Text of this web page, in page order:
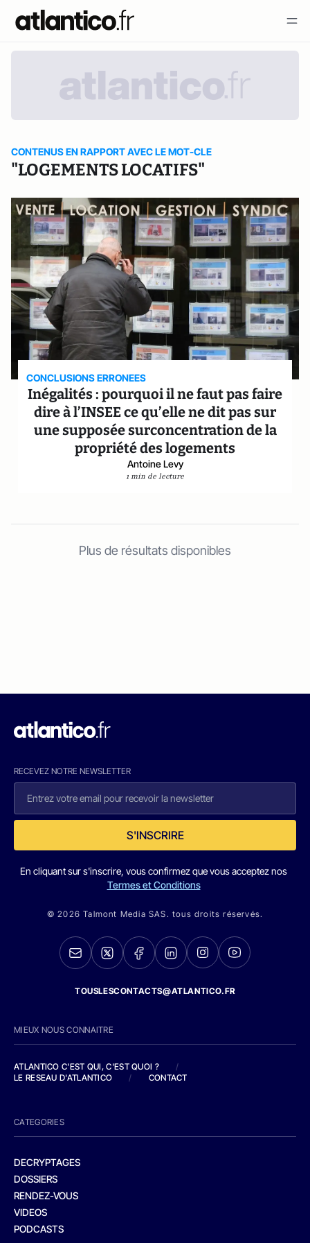
CONTENUS EN RAPPORT AVEC LE MOT-CLE
"LOGEMENTS LOCATIFS"
CONCLUSIONS ERRONEES
Inégalités : pourquoi il ne faut pas faire
dire à l’INSEE ce qu’elle ne dit pas sur
une supposée surconcentration de la
propriété des logements
Antoine Levy
1 min de lecture
Plus de résultats disponibles
RECEVEZ NOTRE NEWSLETTER
S'INSCRIRE
En cliquant sur s'inscrire, vous confirmez que vous acceptez nos
Termes et Conditions
© 2026 Talmont Media SAS. tous droits réservés.
TOUSLESCONTACTS@ATLANTICO.FR
MIEUX NOUS CONNAITRE
ATLANTICO C'EST QUI, C'EST QUOI ?
/
LE RESEAU D'ATLANTICO
/ CONTACT
CATEGORIES
DECRYPTAGES
DOSSIERS
RENDEZ-VOUS
VIDEOS
PODCASTS